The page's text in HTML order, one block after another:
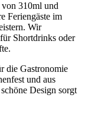
310ml und
Feriengäste im
Wir
Shortdrinks oder
die Gastronomie
und aus
Design sorgt